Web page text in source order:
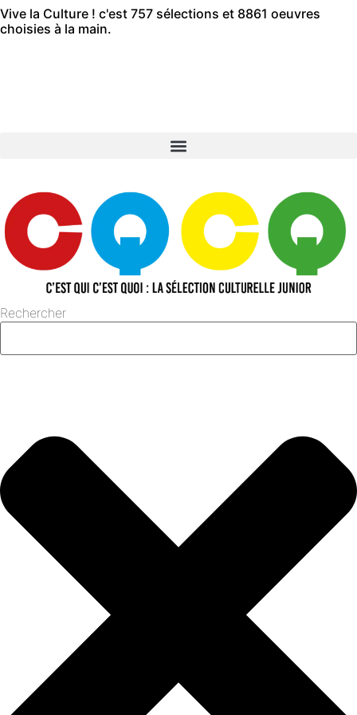
Aller
au
Vive la Culture ! c'est 757 sélections et 8861 oeuvres
choisies à la main.
Rechercher